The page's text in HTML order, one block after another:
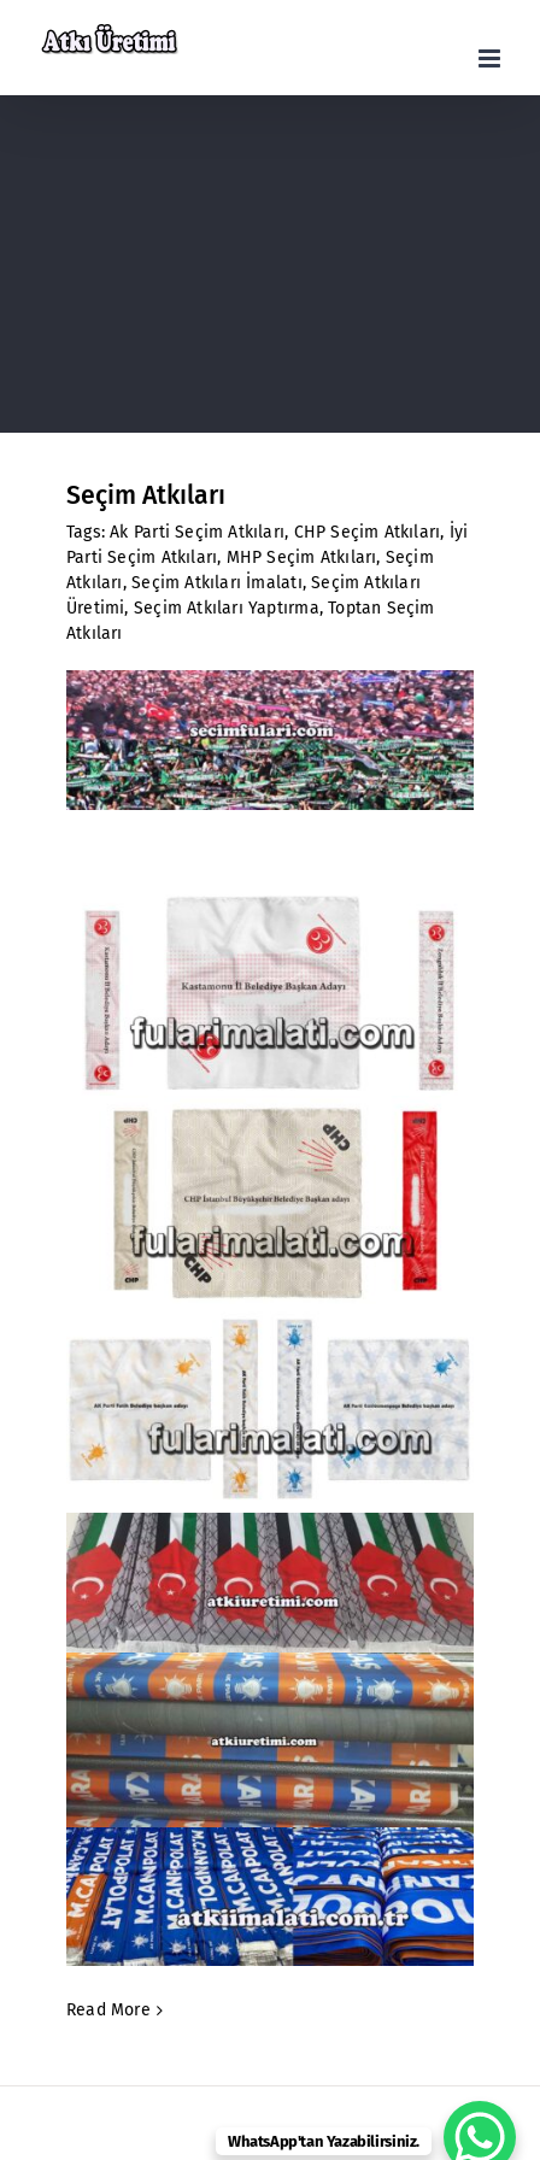
Seçim Atkıları
Tags:Ak Parti Seçim Atkıları, CHP Seçim Atkıları, İyi
Parti Seçim Atkıları, MHP Seçim Atkıları, Seçim
Atkıları,Seçim Atkıları İmalatı,Seçim Atkıları
Üretimi, Seçim Atkıları Yaptırma,Toptan Seçim
Atkıları
Read More
WhatsApp'tan Yazabilirsiniz.